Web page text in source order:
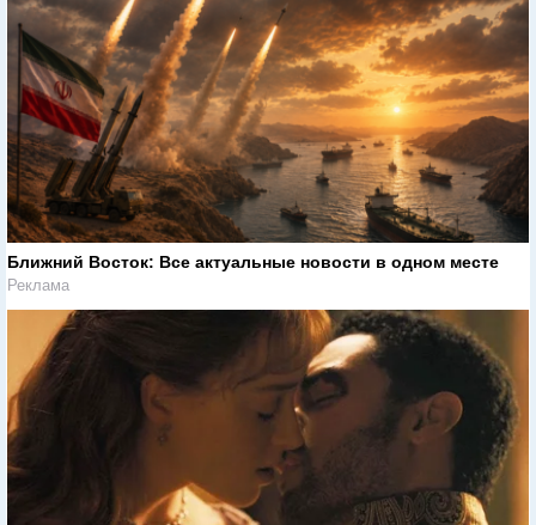
Ближний Восток: Все актуальные новости в одном месте
Реклама